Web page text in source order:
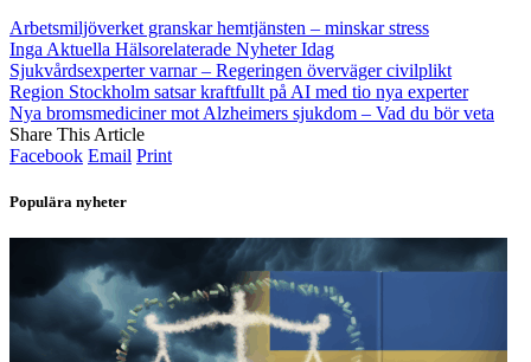
Arbetsmiljöverket granskar hemtjänsten – minskar stress
Inga Aktuella Hälsorelaterade Nyheter Idag
Sjukvårdsexperter varnar – Regeringen överväger civilplikt
Region Stockholm satsar kraftfullt på AI med tio nya experter
Nya bromsmediciner mot Alzheimers sjukdom – Vad du bör veta
Share This Article
Facebook Email Print
Populära nyheter